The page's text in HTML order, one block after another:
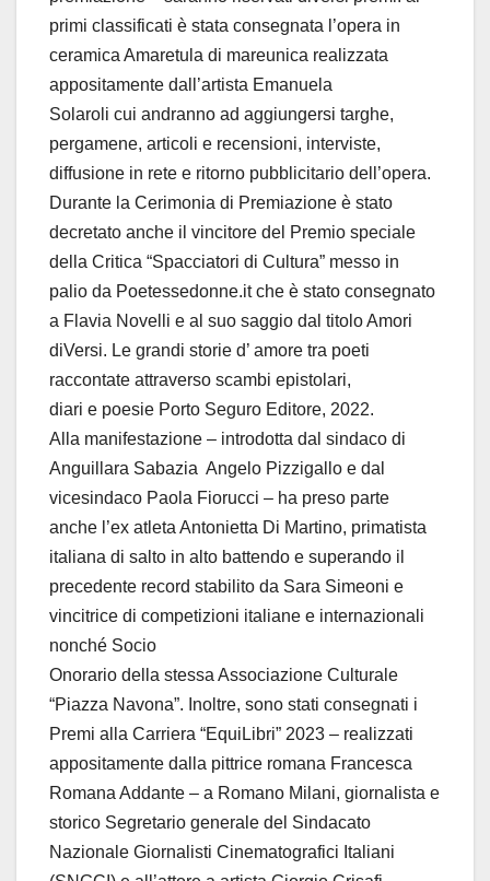
primi classificati è stata consegnata l’opera in
ceramica Amaretula di mareunica realizzata
appositamente dall’artista Emanuela
Solaroli cui andranno ad aggiungersi targhe,
pergamene, articoli e recensioni, interviste,
diffusione in rete e ritorno pubblicitario dell’opera.
Durante la Cerimonia di Premiazione è stato
decretato anche il vincitore del Premio speciale
della Critica “Spacciatori di Cultura” messo in
palio da Poetessedonne.it che è stato consegnato
a Flavia Novelli e al suo saggio dal titolo Amori
diVersi. Le grandi storie d’ amore tra poeti
raccontate attraverso scambi epistolari,
diari e poesie Porto Seguro Editore, 2022.
Alla manifestazione – introdotta dal sindaco di
Anguillara Sabazia Angelo Pizzigallo e dal
vicesindaco Paola Fiorucci – ha preso parte
anche l’ex atleta Antonietta Di Martino, primatista
italiana di salto in alto battendo e superando il
precedente record stabilito da Sara Simeoni e
vincitrice di competizioni italiane e internazionali
nonché Socio
Onorario della stessa Associazione Culturale
“Piazza Navona”. Inoltre, sono stati consegnati i
Premi alla Carriera “EquiLibri” 2023 – realizzati
appositamente dalla pittrice romana Francesca
Romana Addante – a Romano Milani, giornalista e
storico Segretario generale del Sindacato
Nazionale Giornalisti Cinematografici Italiani